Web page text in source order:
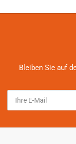
Bleiben Sie auf
Ihre
Mail